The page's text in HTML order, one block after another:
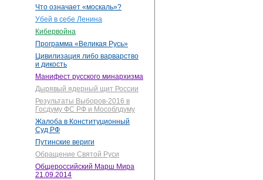
Что означает «москаль»?
Убей в себе Ленина
Кибервойна
Программа «Великая Русь»
Цивилизация либо варварство
и дикость
Манифест русского минархизма
Дырявый ядерный щит России
Результаты Выборов-2016 в
Госдуму ФС РФ и Мособлдуму
Жалоба в Конституционный
Суд РФ
Путинские вериги
Обращение Святой Руси
Общероссийский Марш Мира
21.09.2014